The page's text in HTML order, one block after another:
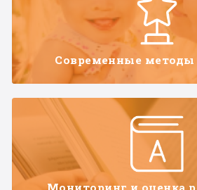
Современные методы
Мониторинг и оценка